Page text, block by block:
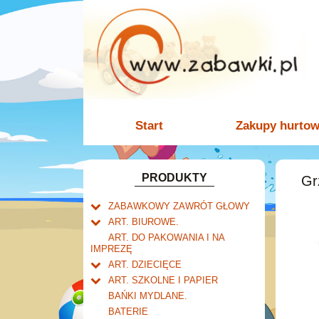
Start Zakupy
PRODUKTY
ZABAWKOWY ZAWRÓT GŁOWY
Welly.
Mały naukowiec.
Zabawki dla chłopców.
cybertransformacja
Akcesoria dla lalek.
ART. BIUROWE.
Kalendarze.
Książkowe
Wieloletnie
Ścienne
Zdzieraki
Dziurkacze i zszywacze.
Klipy i spinacze.
Korektory.
Skoroszyty, teczki i segregatory.
ART. DO PAKOWANIA I NA
IMPREZĘ
ART. DZIECIĘCE
Artykuły drogeryjne.
Produkty dla mamy i
ART. SZKOLNE I PAPIER
Tornistry, plecaki i walizki.
Drobne artykuły szkolne.
BAŃKI MYDLANE.
BATERIE